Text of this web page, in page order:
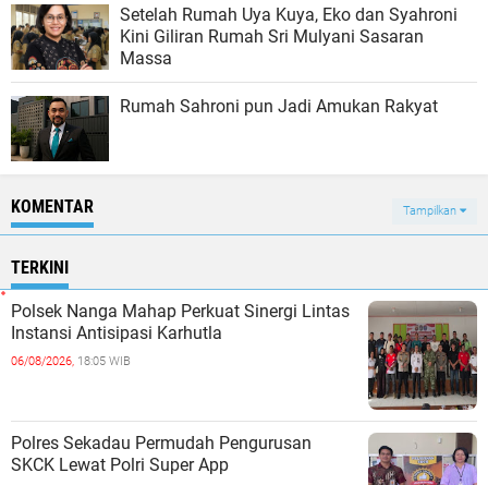
Setelah Rumah Uya Kuya, Eko dan Syahroni
Kini Giliran Rumah Sri Mulyani Sasaran
Massa
Rumah Sahroni pun Jadi Amukan Rakyat
KOMENTAR Tampilkan
TERKINI
Polsek Nanga Mahap Perkuat Sinergi Lintas
Instansi Antisipasi Karhutla
06/08/2026, 18:05 WIB
Polres Sekadau Permudah Pengurusan
SKCK Lewat Polri Super App